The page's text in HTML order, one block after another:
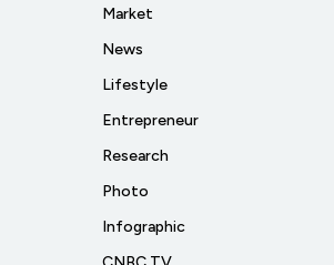
Market
News
Lifestyle
Entrepreneur
Research
Photo
Infographic